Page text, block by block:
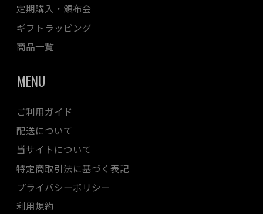
定期購入・頒布会
ギフトラッピング
商品一覧
MENU
ご利用ガイド
配送について
当サイトについて
特定商取引法に基づく表記
プライバシーポリシー
利用規約